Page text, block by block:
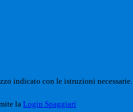
indicato con le istruzioni necessarie.
la Login Spaggiari